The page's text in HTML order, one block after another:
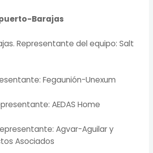
Barajas
Representante del equipo: Salt
Fegaunión-Unexum
AEDAS Home
Agvar-Aguilar y
Asociados